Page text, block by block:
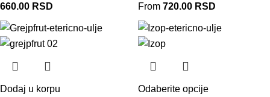
660.00 RSD From 720.00 RSD
Dodaj u korpu Odaberite opcije